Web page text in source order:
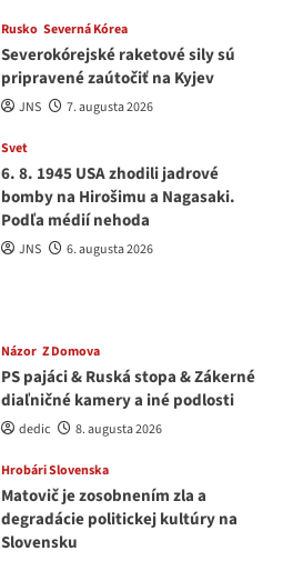
Rusko Severná Kórea
Severokórejské raketové sily sú
pripravené zaútočiť na Kyjev
JNS 7. augusta 2026
Svet
6. 8. 1945 USA zhodili jadrové
bomby na Hirošimu a Nagasaki.
Podľa médií nehoda
JNS 6. augusta 2026
Názor Z Domova
PS pajáci & Ruská stopa & Zákerné
diaľničné kamery a iné podlosti
dedic 8. augusta 2026
Hrobári Slovenska
Matovič je zosobnením zla a
degradácie politickej kultúry na
Slovensku